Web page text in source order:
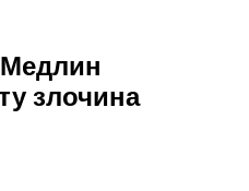
злочина